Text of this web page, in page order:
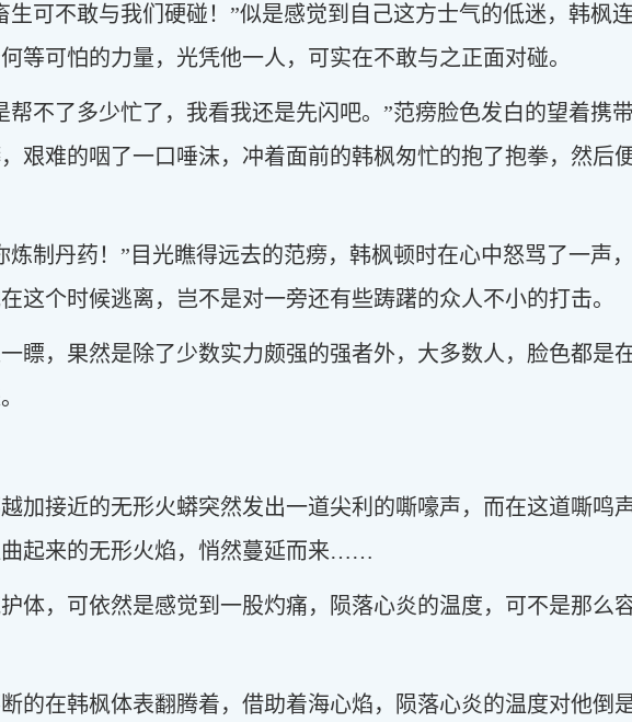
生可不敢与我们硬碰！”似是感觉到自己这方士气的低迷，韩枫
等可怕的力量，光凭他一人，可实在不敢与之正面对碰。
帮不了多少忙了，我看我还是先闪吧。”范痨脸色发白的望着携
艰难的咽了一口唾沫，冲着面前的韩枫匆忙的抱了抱拳，然后
炼制丹药！”目光瞧得远去的范痨，韩枫顿时在心中怒骂了一声
这个时候逃离，岂不是对一旁还有些踌躇的众人不小的打击。
瞟，果然是除了少数实力颇强的强者外，大多数人，脸色都是
加接近的无形火蟒突然发出一道尖利的嘶嚎声，而在这道嘶鸣
起来的无形火焰，悄然蔓延而来……
体，可依然是感觉到一股灼痛，陨落心炎的温度，可不是那么
的在韩枫体表翻腾着，借助着海心焰，陨落心炎的温度对他倒